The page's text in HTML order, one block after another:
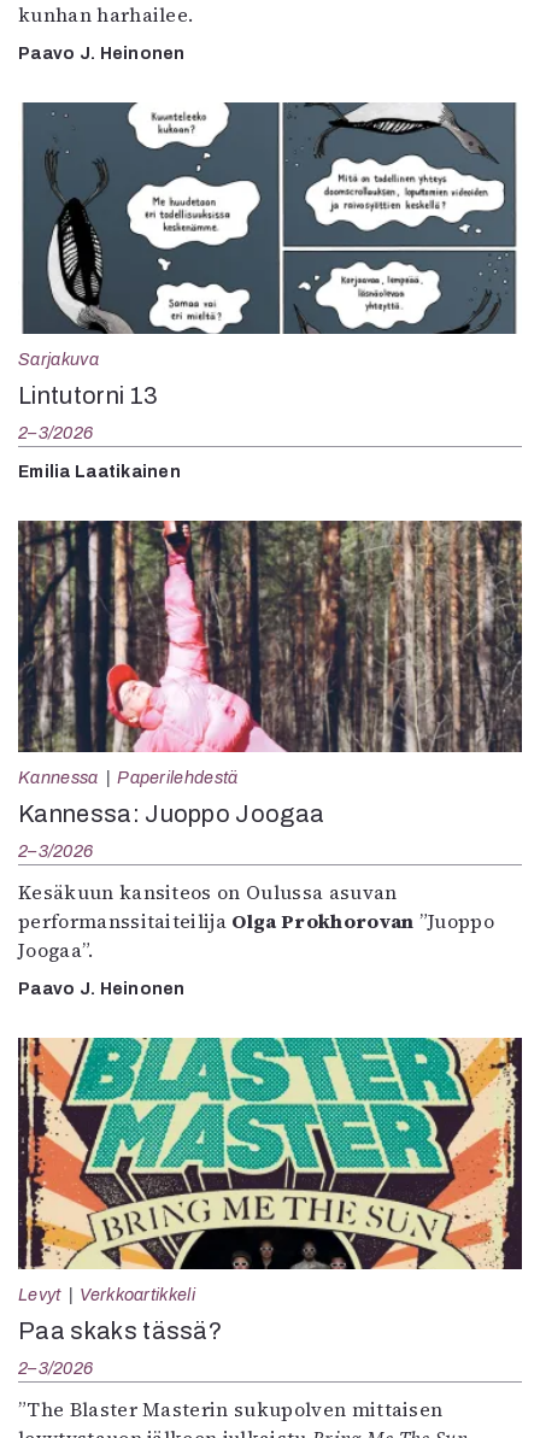
kunhan harhailee.
Paavo J. Heinonen
Sarjakuva
Lintutorni 13
2–3/2026
Emilia Laatikainen
Kannessa Paperilehdestä
Kannessa: Juoppo Joogaa
2–3/2026
Kesäkuun kansiteos on Oulussa asuvan
performanssitaiteilija Olga Prokhorovan ”Juoppo
Joogaa”.
Paavo J. Heinonen
Levyt Verkkoartikkeli
Paa skaks tässä?
2–3/2026
”The Blaster Masterin sukupolven mittaisen